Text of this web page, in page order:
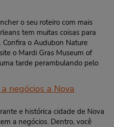
o seu roteiro com mais
tem muitas coisas para
o Audubon Nature
o Mardi Gras Museum of
tarde perambulando pelo
negócios a Nova
e histórica cidade de Nova
a negócios. Dentro, você